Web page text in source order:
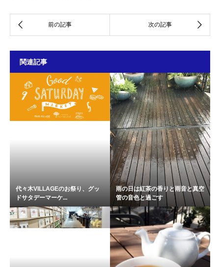
関連記事
代々木VILLAGEのお祭り、グッ
ドサタデーマーケ...
雨の日は紅茶の香りと雨音と真空
管の音色と過ごす